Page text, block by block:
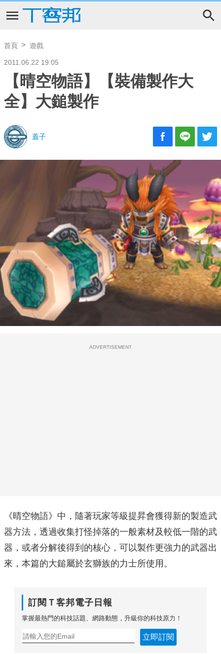
首頁 遊戲
2011.06.22 19:05
【晴空物語】【裝備製作大
全】大鎚製作
蓋子
ADVERTISEMENT
《晴空物語》中，隨著玩家等級提昇會獲得新的製造武
器方法，透過收集打怪掉落的一般素材及較低一階的武
器，或者分解後得到的核心，可以製作更強力的武器出
來，本篇的大鎚屬於玄獅族的力士所使用。
訂閱Ｔ客邦電子日報
掌握最熱門的科技話題、網路動態，升級你的科技原力！
立即訂閱